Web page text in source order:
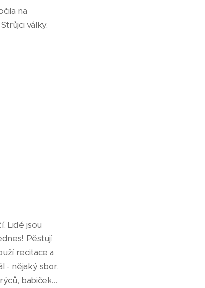
na
války.
Lidé jsou
Pěstují
recitace a
- nějaký sbor.
babiček...